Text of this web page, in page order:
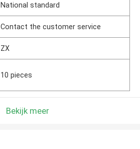
National standard
Contact the customer service
ZX
10 pieces
Bekijk meer